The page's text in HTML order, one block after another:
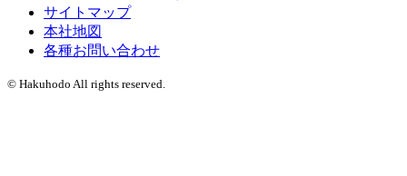
サイトマップ
本社地図
各種お問い合わせ
© Hakuhodo All rights reserved.